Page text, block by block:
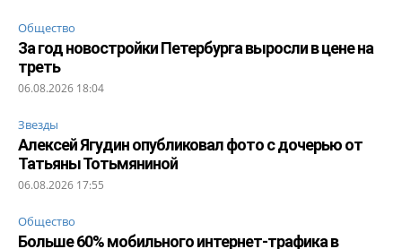
Общество
За год новостройки Петербурга выросли в цене на
треть
06.08.2026 18:04
Звезды
Алексей Ягудин опубликовал фото с дочерью от
Татьяны Тотьмяниной
06.08.2026 17:55
Общество
Больше 60% мобильного интернет-трафика в